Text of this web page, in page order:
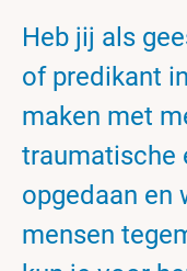
Heb jij als
of predikant
maken met
traumatische
opgedaan en
mensen